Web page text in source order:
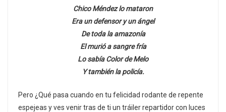
Chico Méndez lo mataron
Era un defensor y un ángel
De toda la amazonía
El murió a sangre fría
Lo sabía Color de Melo
Y también la policía.
Pero ¿Qué pasa cuando en tu felicidad rodante de repente
espejeas y ves venir tras de ti un tráiler repartidor con luces